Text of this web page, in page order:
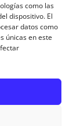
como las
dispositivo. El
datos como
únicas en este
para